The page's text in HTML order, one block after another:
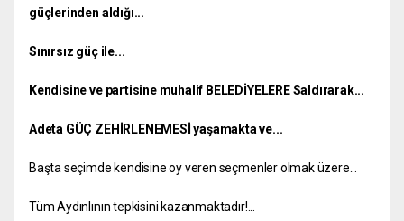
güçlerinden aldığı...
Sınırsız güç ile...
Kendisine ve partisine muhalif BELEDİYELERE Saldırarak...
Adeta GÜÇ ZEHİRLENEMESİ yaşamakta ve...
Başta seçimde kendisine oy veren seçmenler olmak üzere...
Tüm Aydınlının tepkisini kazanmaktadır!...